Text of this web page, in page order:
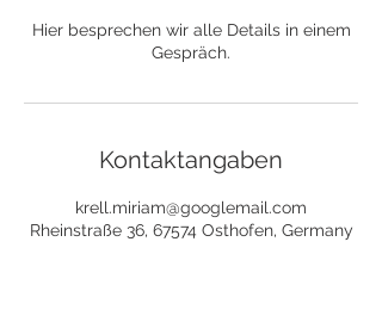
Hier besprechen wir alle Details in einem
Kontaktangaben
krell.miriam@googlemail.com
Rheinstraße 36, 67574 Osthofen, Germany